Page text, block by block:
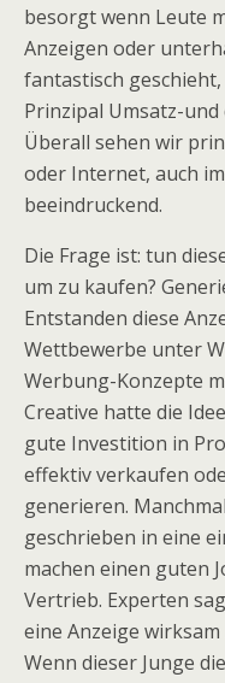
besorgt wenn Leute
Anzeigen oder
fantastisch
Prinzipal Umsatz-und
Überall sehen wir
oder Internet, auch
beeindruckend.
Die Frage ist: tun
um zu kaufen?
Entstanden diese
Wettbewerbe unter
Werbung-Konzepte
Creative hatte die
gute Investition in
effektiv verkaufen
generieren.
geschrieben in eine
machen einen guten
Vertrieb. Experten
eine Anzeige
Wenn dieser Junge